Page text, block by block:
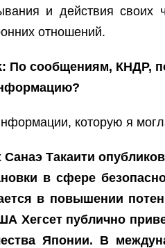
и действия
отношений.
По сообщениям, КНДР,
которую я
Такаити
в сфере
в повышении
Хегсет публично
Японии. В